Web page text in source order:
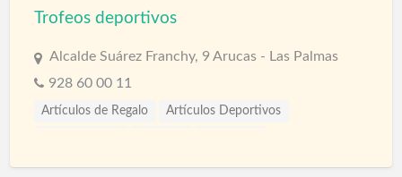
Trofeos deportivos
Alcalde Suárez Franchy, 9 Arucas - Las Palmas
928 60 00 11
Artículos de Regalo Artículos Deportivos